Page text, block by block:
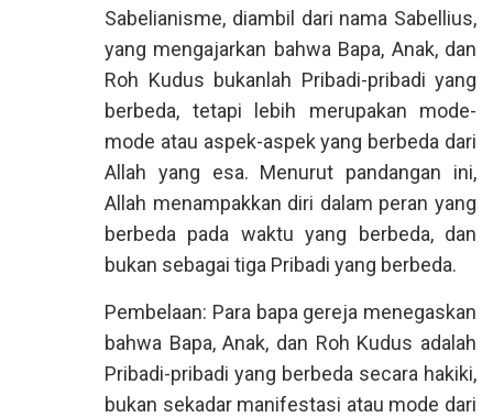
Sabelianisme, diambil dari nama Sabellius,
yang mengajarkan bahwa Bapa, Anak, dan
Roh Kudus bukanlah Pribadi-pribadi yang
berbeda, tetapi lebih merupakan mode-
mode atau aspek-aspek yang berbeda dari
Allah yang esa. Menurut pandangan ini,
Allah menampakkan diri dalam peran yang
berbeda pada waktu yang berbeda, dan
bukan sebagai tiga Pribadi yang berbeda.
Pembelaan: Para bapa gereja menegaskan
bahwa Bapa, Anak, dan Roh Kudus adalah
Pribadi-pribadi yang berbeda secara hakiki,
bukan sekadar manifestasi atau mode dari